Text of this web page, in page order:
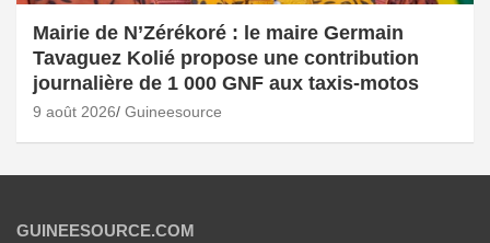
Mairie de N’Zérékoré : le maire Germain
Tavaguez Kolié propose une contribution
journalière de 1 000 GNF aux taxis-motos
9 août 2026 Guineesource
GUINEESOURCE.COM